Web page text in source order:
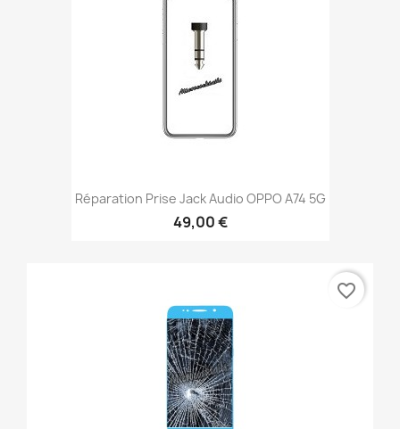
Réparation Prise Jack Audio OPPO A74 5G
49,00 €
favorite_border